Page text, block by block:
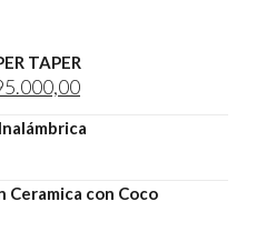
TAPER
El
Ceramica con Coco